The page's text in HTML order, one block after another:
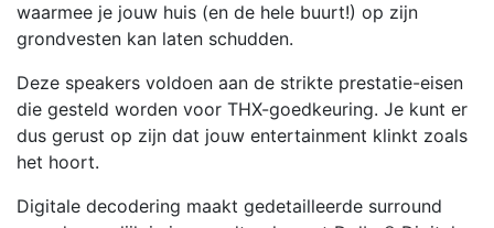
waarmee je jouw huis (en de hele buurt!) op zijn
grondvesten kan laten schudden.
Deze speakers voldoen aan de strikte prestatie-eisen
die gesteld worden voor THX-goedkeuring. Je kunt er
dus gerust op zijn dat jouw entertainment klinkt zoals
het hoort.
Digitale decodering maakt gedetailleerde surround